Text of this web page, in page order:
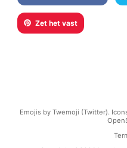
Zet het vast
Emojis by Twemoji (Twitter).